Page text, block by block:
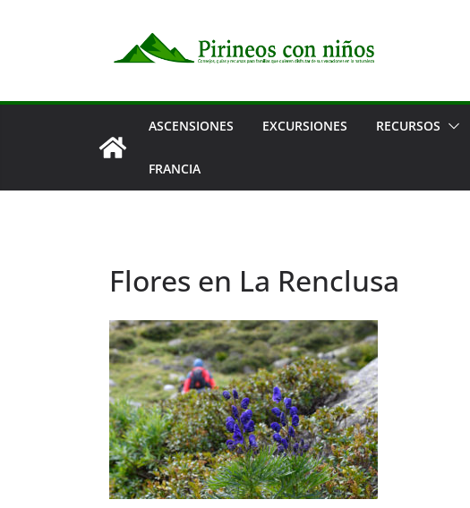
ASCENSIONES EXCURSIONES RECURSOS
FRANCIA
Flores en La Renclusa